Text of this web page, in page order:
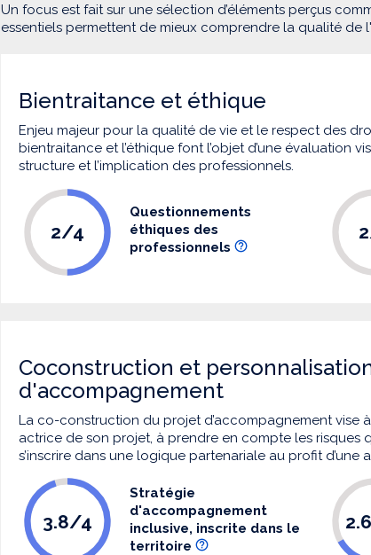
Un focus est fait sur une sélection d’éléments perçus
essentiels permettent de mieux comprendre la qualité de
Bientraitance et éthique
Enjeu majeur pour la qualité de vie et le respect des
bientraitance et l’éthique font l’objet d’une évaluation
structure et l’implication des professionnels.
2/4
Questionnements
éthiques des
professionnels
Coconstruction et
d'accompagnement
La co-construction du projet d’accompagnement vise
actrice de son projet, à prendre en compte les risques
s’inscrire dans une logique partenariale au profit d’une
3.8/4
Stratégie
d'accompagnement
inclusive, inscrite dans le
territoire